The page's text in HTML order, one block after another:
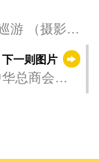
游 （摄影：
下一则图片
总商会举